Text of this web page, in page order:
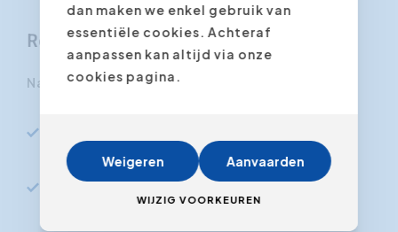
Resultaten
Na deze intensieve workshop:
en mogelijkheden van Social Media
Ken je de werking en de eigenschappen van
de belangrijkste social netwerken
dan maken we enkel gebruik van
essentiële cookies. Achteraf
aanpassen kan altijd via onze
cookies pagina.
Weigeren Aanvaarden
WIJZIG VOORKEUREN